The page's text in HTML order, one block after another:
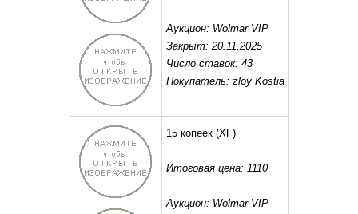
Аукцион: Wolmar VIP
Закрыт: 20.11.2025
Число ставок: 43
Покупатель: zloy Kostia
15 копеек(XF)
Итоговая цена: 1110
Аукцион: Wolmar VIP